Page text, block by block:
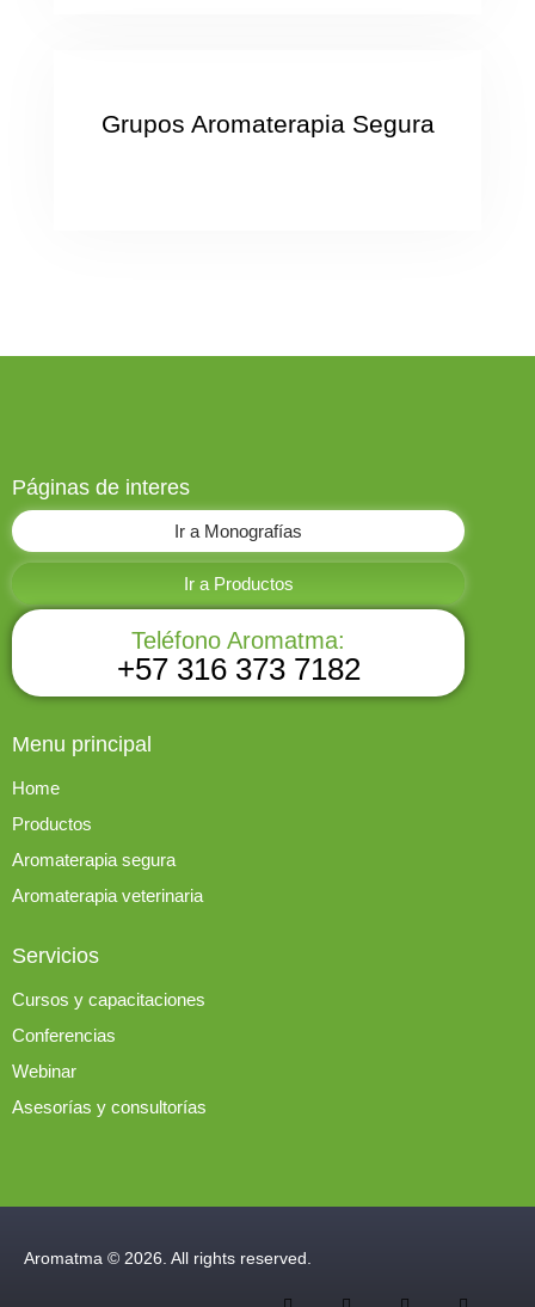
Grupos Aromaterapia Segura
Páginas de interes
Ir a Monografías
Ir a Productos
Teléfono Aromatma:
+57 316 373 7182
Menu principal
Home
Productos
Aromaterapia segura
Aromaterapia veterinaria
Servicios
Cursos y capacitaciones
Conferencias
Webinar
Asesorías y consultorías
Aromatma © 2026. All rights reserved.